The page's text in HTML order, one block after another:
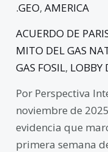
.GEO,AMERICA
ACUERDO DE
MITO DEL GAS
GAS FOSIL, LOBBY
Por Perspectiva
noviembre de
evidencia que
primera semana